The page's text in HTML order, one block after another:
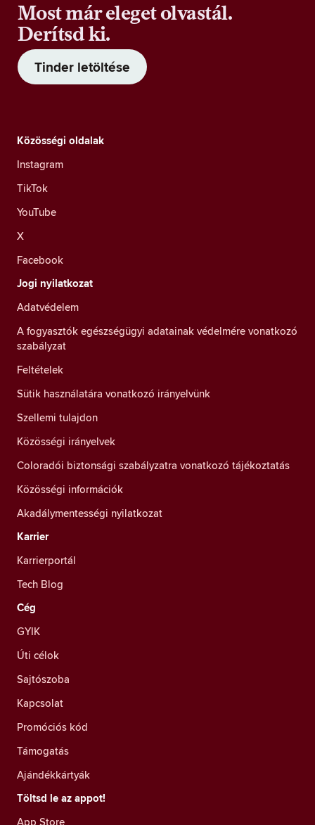
Most már eleget olvastál.
Derítsd ki.
Tinder letöltése
Közösségi oldalak
Instagram
TikTok
YouTube
X
Facebook
Jogi nyilatkozat
Adatvédelem
A fogyasztók egészségügyi adatainak védelmére vonatkozó
szabályzat
Feltételek
Sütik használatára vonatkozó irányelvünk
Szellemi tulajdon
Közösségi irányelvek
Coloradói biztonsági szabályzatra vonatkozó tájékoztatás
Közösségi információk
Akadálymentességi nyilatkozat
Karrier
Karrierportál
Tech Blog
Cég
GYIK
Úti célok
Sajtószoba
Kapcsolat
Promóciós kód
Támogatás
Ajándékkártyák
Töltsd le az appot!
App Store